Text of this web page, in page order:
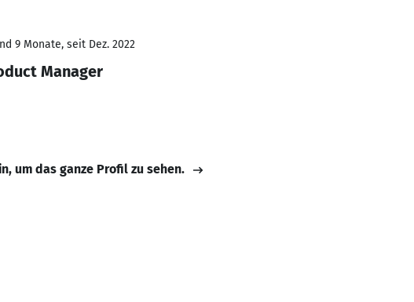
9 Monate, seit Dez. 2022
Manager
um das ganze Profil zu sehen.